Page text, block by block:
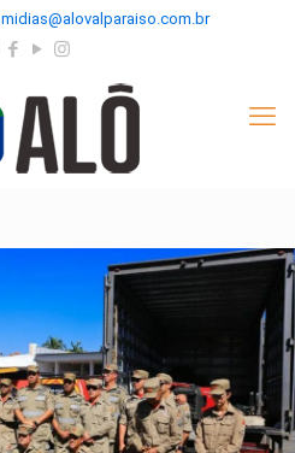
midias@alovalparaiso.com.br